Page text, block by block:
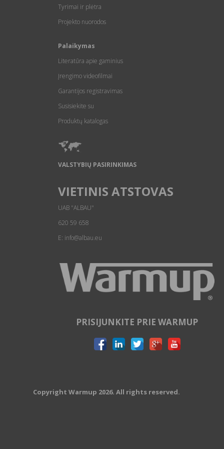
Tyrimai ir plėtra
Projekto nuorodos
Palaikymas
Literatūra apie gaminius
Įrengimo videofilmai
Garantijos registravimas
Susisiekite su
Produktų katalogas
VALSTYBIŲ PASIRINKIMAS
VIETINIS ATSTOVAS
UAB "ALBAU"
620 59 658
E: info@albau.eu
PRISIJUNKITE PRIE WARMUP
Copyright Warmup 2026. All rights reserved.